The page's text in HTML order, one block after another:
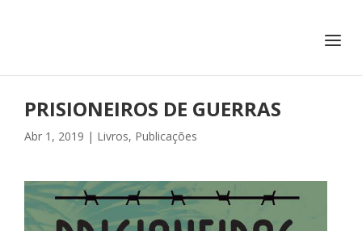
PRISIONEIROS DE GUERRAS
Abr 1, 2019 | Livros, Publicações